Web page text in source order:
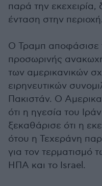
παρά την
ένταση στην περιοχή.
Ο Τραμπ αποφάσισε
προσωρινής
των αμερικανικών
ειρηνευτικών
Πακιστάν. Ο
ότι η ηγεσία του
ξεκαθάρισε ότι η
ότου η Τεχεράνη
για τον τερματισμό
ΗΠΑ και το Israel.